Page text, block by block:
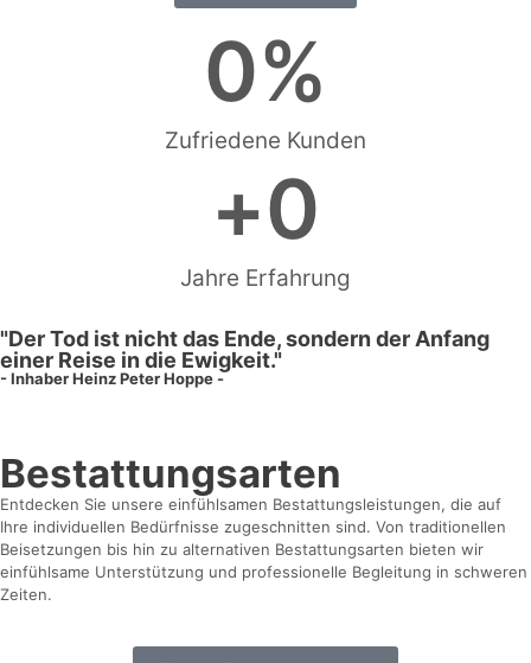
Zufriedene Kunden
0%
Jahre Erfahrung
+0
"Der Tod ist nicht das Ende, sondern der Anfang
einer Reise in die Ewigkeit."
- Inhaber Heinz Peter Hoppe -
Bestattungs­arten
Entdecken Sie unsere einfühlsamen Bestattungsleistungen, die auf
Ihre individuellen Bedürfnisse zugeschnitten sind. Von traditionellen
Beisetzungen bis hin zu alternativen Bestattungsarten bieten wir
einfühlsame Unterstützung und professionelle Begleitung in schweren
Zeiten.